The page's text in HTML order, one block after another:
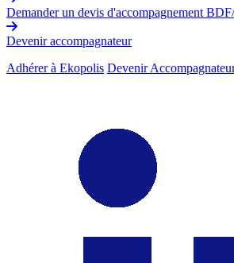
Demander un devis d'accompagnement
Devenir accompagnateur
Adhérer à Ekopolis Devenir